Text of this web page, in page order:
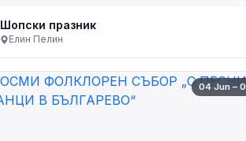
Шопски празник
Елин Пелин
04 Jun –